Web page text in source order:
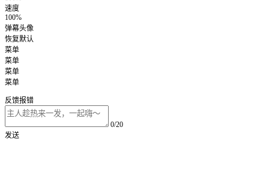
速度
100%
弹幕头像
恢复默认
菜单
菜单
菜单
菜单
反馈报错
0/20
发送